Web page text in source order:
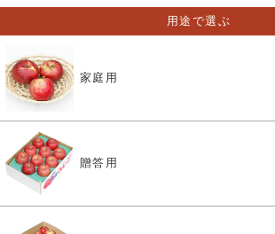
用途で選ぶ
家庭用
贈答用